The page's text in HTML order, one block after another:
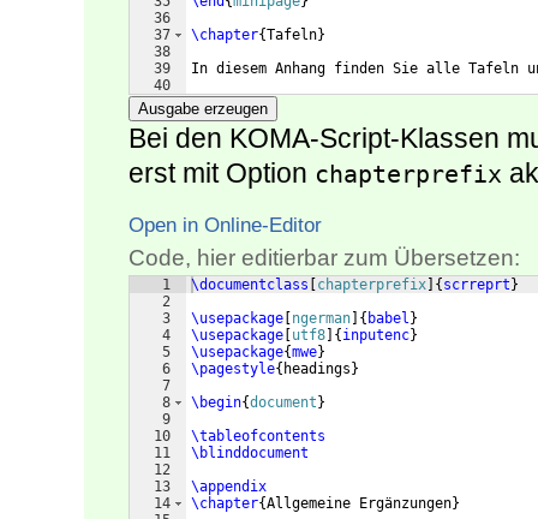
36
37
38
39
40
41
\chapter{Tafeln}
In diesem Anhang finden Sie alle Tafeln
\end{document
Ausgabe erzeugen
Bei den KOMA-Script-Klassen
erst mit Option chapterprefix
Open in Online-Editor
Code, hier editierbar zum Übersetzen:
1
2
3
4
5
6
7
8
9
10
11
12
13
14
\documentclass chapterprefix { scrreprt }
\usepackage ngerman { babel }
\usepackage utf8 { inputenc}
\usepackage{mwe}
\pagestyle{ headings }
\begin{document }
\tableofcontents
\blinddocument
\appendix
\chapter{Allgemeine Ergänzungen}